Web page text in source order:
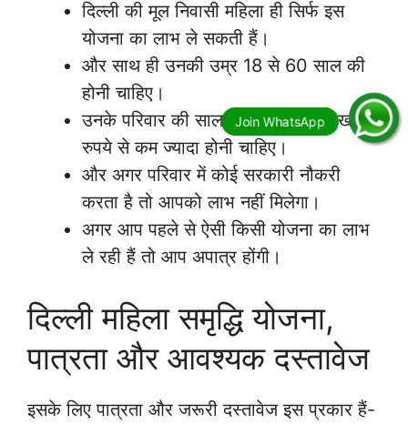
दिल्ली की मूल निवासी महिला ही सिर्फ इस
योजना का लाभ ले सकती हैं।
और साथ ही उनकी उम्र 18 से 60 साल की
होनी चाहिए।
उनके परिवार की सालाना कमाई 2.5 लाख
रुपये से कम ज्यादा होनी चाहिए।
और अगर परिवार में कोई सरकारी नौकरी
करता है तो आपको लाभ नहीं मिलेगा।
अगर आप पहले से ऐसी किसी योजना का लाभ
ले रही हैं तो आप अपात्र होंगी।
दिल्ली महिला समृद्धि योजना,
पात्रता और आवश्यक दस्तावेज
इसके लिए पात्रता और जरूरी दस्तावेज इस प्रकार हैं-